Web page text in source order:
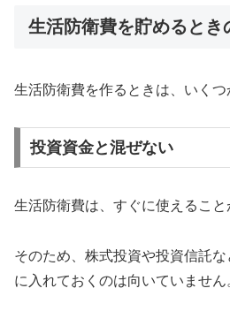
生活防衛費を貯めるとき
生活防衛費を作るときは、いくつ
投資資金と混ぜない
生活防衛費は、すぐに使えること
そのため、株式投資や投資信託
に入れておくのは向いていません